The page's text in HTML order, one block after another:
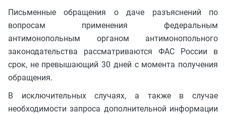
Письменные обращения о даче разъяснений по
вопросам применения федеральным
антимонопольным органом антимонопольного
законодательства рассматриваются ФАС России в
срок, не превышающий 30 дней с момента получения
обращения.
В исключительных случаях, а также в случае
необходимости запроса дополнительной информации